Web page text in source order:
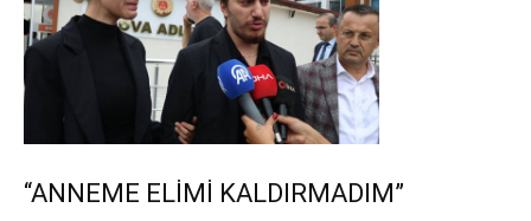
“ANNEME ELİMİ KALDIRMADIM”